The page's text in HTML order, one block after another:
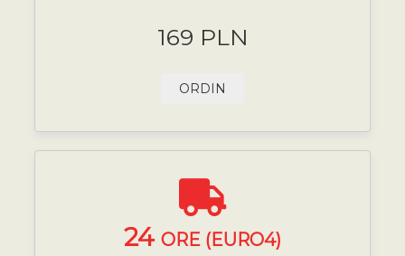
169 PLN
ORDIN
24 ORE (EURO4)